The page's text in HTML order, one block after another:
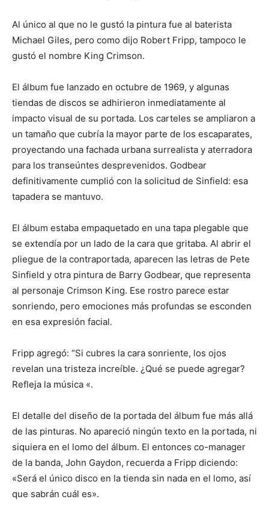
Al único al que no le gustó la pintura fue al baterista
Michael Giles, pero como dijo Robert Fripp, tampoco le
gustó el nombre King Crimson.
El álbum fue lanzado en octubre de 1969, y algunas
tiendas de discos se adhirieron inmediatamente al
impacto visual de su portada. Los carteles se ampliaron a
un tamaño que cubría la mayor parte de los escaparates,
proyectando una fachada urbana surrealista y aterradora
para los transeúntes desprevenidos. Godbear
definitivamente cumplió con la solicitud de Sinfield: esa
tapadera se mantuvo.
El álbum estaba empaquetado en una tapa plegable que
se extendía por un lado de la cara que gritaba. Al abrir el
pliegue de la contraportada, aparecen las letras de Pete
Sinfield y otra pintura de Barry Godbear, que representa
al personaje Crimson King. Ese rostro parece estar
sonriendo, pero emociones más profundas se esconden
en esa expresión facial.
Fripp agregó: “Si cubres la cara sonriente, los ojos
revelan una tristeza increíble. ¿Qué se puede agregar?
Refleja la música «.
El detalle del diseño de la portada del álbum fue más allá
de las pinturas. No apareció ningún texto en la portada, ni
siquiera en el lomo del álbum. El entonces co-manager
de la banda, John Gaydon, recuerda a Fripp diciendo:
«Será el único disco en la tienda sin nada en el lomo, así
que sabrán cuál es».